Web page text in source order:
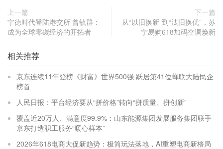
上一篇
宁德时代登陆港交所 曾毓群：
成为全球零碳经济的开拓者
下一篇
从“以旧换新”到“汰旧换优”，苏
宁易购618加码空调焕新
相关推荐
京东连续11年登榜《财富》世界500强 跃居第41位蝉联大陆民企
榜首
人民日报：平台经济要从“拼价格”转向“拼质量、拼创新”
覆盖近20万人、满意度99.9%：山东能源集团发展服务集团联手
京东打造职工服务“暖心样本”
2026年618电商大促新趋势：极简玩法落地，AI重塑电商新格局